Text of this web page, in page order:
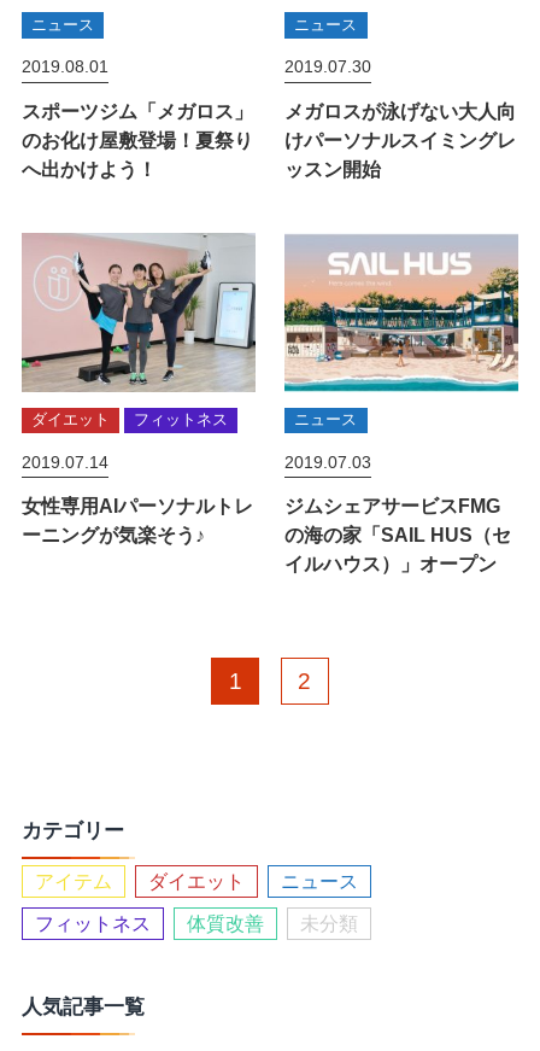
ニュース
2019.08.01
スポーツジム「メガロス」
のお化け屋敷登場！夏祭り
へ出かけよう！
ニュース
2019.07.30
メガロスが泳げない大人向
けパーソナルスイミングレ
ッスン開始
ダイエット フィットネス
2019.07.14
女性専用AIパーソナルトレ
ーニングが気楽そう♪
ニュース
2019.07.03
ジムシェアサービスFMG
の海の家「SAIL HUS（セ
イルハウス）」オープン
1 2
カテゴリー
アイテム ダイエット ニュース
フィットネス 体質改善 未分類
人気記事一覧